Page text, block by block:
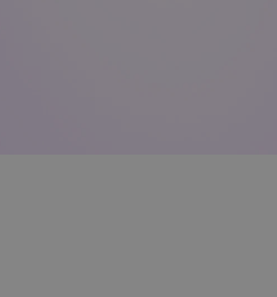
Лаб», УНП 191700409
г. Минск, улица Толбухина, 2,